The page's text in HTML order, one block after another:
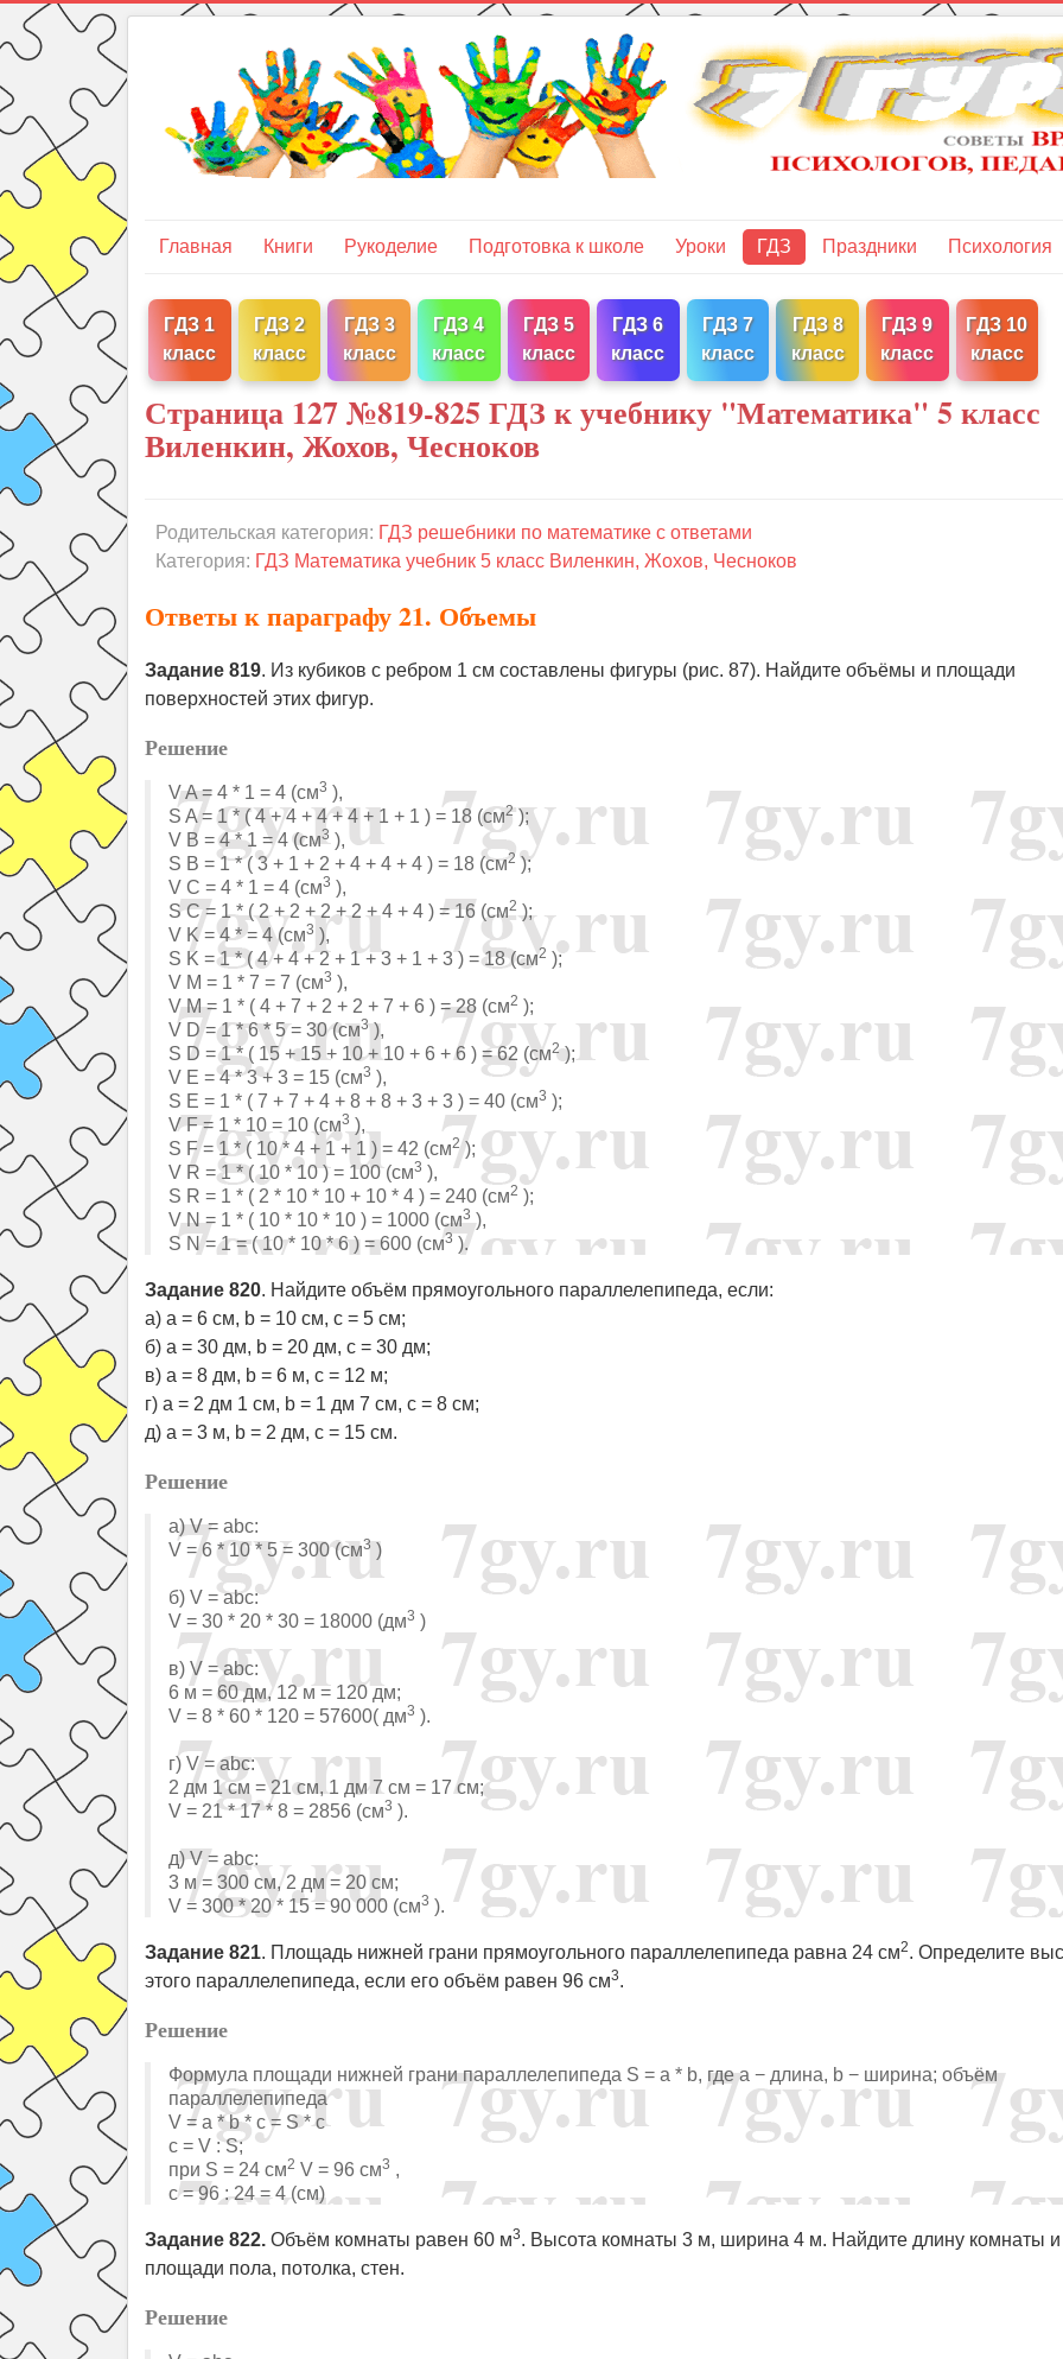
Главная Книги Рукоделие Подготовка к школе Уроки ГДЗ Праздники Психология
ГДЗ 1
класс
ГДЗ 2
класс
ГДЗ 3
класс
ГДЗ 4
класс
ГДЗ 5
класс
ГДЗ 6
класс
ГДЗ 7
класс
ГДЗ 8
класс
ГДЗ 9
класс
ГДЗ 10
класс
Страница 127 №819-825 ГДЗ к учебнику "Математика" 5 класс
Виленкин, Жохов, Чесноков
Родительская категория: ГДЗ решебники по математике с ответами
Категория: ГДЗ Математика учебник 5 класс Виленкин, Жохов, Чесноков
Ответы к параграфу 21. Объемы
Задание 819. Из кубиков с ребром 1 см составлены фигуры (рис. 87). Найдите объёмы и площади
поверхностей этих фигур.
Решение
V A = 4 * 1 = 4 (см3 ),
S A = 1 * ( 4 + 4 + 4 + 4 + 1 + 1 ) = 18 (см2);
V B = 4 * 1 = 4 (см3),
S B = 1 * ( 3 + 1 + 2 + 4 + 4 + 4 ) = 18 (см2 );
V C = 4 * 1 = 4 (см3 ),
S C = 1 * ( 2 + 2 + 2 + 2 + 4 + 4 ) = 16 (см2);
V K = 4 * = 4 (см3 ),
S K = 1 * ( 4 + 4 + 2 + 1 + 3 + 1 + 3 ) = 18 (см2 );
V M = 1 * 7 = 7 (см3 ),
V M = 1 * ( 4 + 7 + 2 + 2 + 7 + 6 ) = 28 (см2 );
V D = 1 * 6 * 5 = 30 (см3),
S D = 1 * ( 15 + 15 + 10 + 10 + 6 + 6 ) = 62 (см2);
V E = 4 * 3 + 3 = 15 (см3 ),
S E = 1 * ( 7 + 7 + 4 + 8 + 8 + 3 + 3 ) = 40 (см3 );
V F = 1 * 10 = 10 (см3 ),
S F = 1 * ( 10 * 4 + 1 + 1 ) = 42 (см2);
V R = 1 * ( 10 * 10 ) = 100 (см3 ),
S R = 1 * ( 2 * 10 * 10 + 10 * 4 ) = 240 (см2 );
V N = 1 * ( 10 * 10 * 10 ) = 1000 (см3),
S N = 1 = ( 10 * 10 * 6 ) = 600 (см3 ).
Задание 820. Найдите объём прямоугольного параллелепипеда, если:
а) а = 6 см, b = 10 см, с = 5 см;
б) а = 30 дм, b = 20 дм, с = 30 дм;
в) а = 8 дм, b = 6 м, с = 12 м;
г) а = 2 дм 1 см, b = 1 дм 7 см, с = 8 см;
д) а = 3 м, b = 2 дм, с = 15 см.
Решение
а) V = abc:
V = 6 * 10 * 5 = 300 (см3 )
б) V = abc:
V = 30 * 20 * 30 = 18000 (дм3 )
в) V = abc:
6 м = 60 дм, 12 м = 120 дм;
V = 8 * 60 * 120 = 57600( дм3 ).
г) V = abc:
2 дм 1 см = 21 см, 1 дм 7 см = 17 см;
V = 21 * 17 * 8 = 2856 (см3 ).
д) V = abc:
3 м = 300 см, 2 дм = 20 см;
V = 300 * 20 * 15 = 90 000 (см3 ).
Задание 821. Площадь нижней грани прямоугольного параллелепипеда равна 24 см2. Определите
этого параллелепипеда, если его объём равен 96 см3.
Решение
Формула площади нижней грани параллелепипеда S = а * b, где а − длина, b − ширина; объём
параллелепипеда
V = a * b * c = S * c
c = V : S;
при S = 24 см2 V = 96 см3 ,
с = 96 : 24 = 4 (см)
Задание 822. Объём комнаты равен 60 м3. Высота комнаты 3 м, ширина 4 м. Найдите длину комнаты и
площади пола, потолка, стен.
Решение